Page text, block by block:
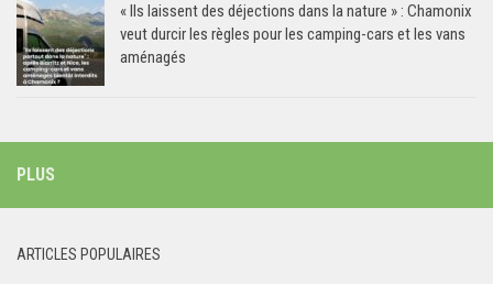
« Ils laissent des déjections dans la nature » : Chamonix
veut durcir les règles pour les camping-cars et les vans
aménagés
PLUS
ARTICLES POPULAIRES